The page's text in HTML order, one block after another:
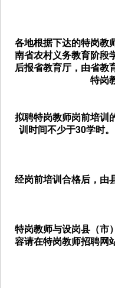
各地根据下达的特岗教
南省农村义务教育阶段
后报省教育厅，由省教
特岗
拟聘特岗教师岗前培训
训时间不少于30学时
经岗前培训合格后，由
特岗教师与设岗县（市
容请在特岗教师招聘网